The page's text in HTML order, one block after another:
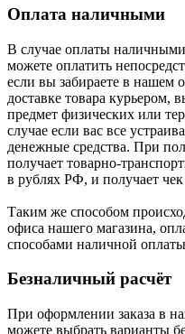
Оплата наличными
В случае оплаты
можете оплатить
если вы забираете в нашем
доставке товара курьером,
предмет физических или
случае если вас все
денежные средства. При
получает товарно-
в рублях РФ, и получает
Таким же способом
офиса нашего магазина,
способами наличной
Безналичный расчёт
При оформлении заказа в
можете выбрать варианты